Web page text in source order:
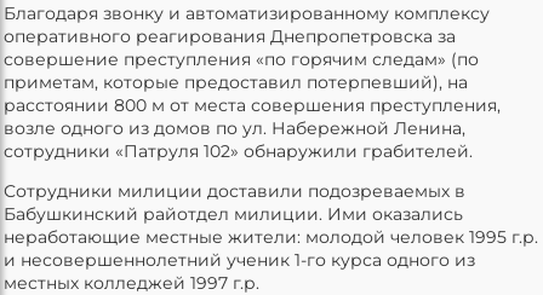
Благодаря звонку и автоматизированному комплексу
оперативного реагирования Днепропетровска за
совершение преступления «по горячим следам» (по
приметам, которые предоставил потерпевший), на
расстоянии 800 м от места совершения преступления,
возле одного из домов по ул. Набережной Ленина,
сотрудники «Патруля 102» обнаружили грабителей.
Сотрудники милиции доставили подозреваемых в
Бабушкинский райотдел милиции. Ими оказались
неработающие местные жители: молодой человек 1995 г.р.
и несовершеннолетний ученик 1-го курса одного из
местных колледжей 1997 г.р.